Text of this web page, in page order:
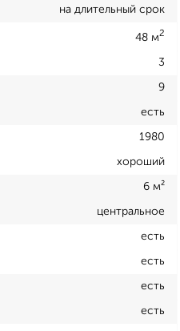
на длительный срок
48 м2
3
9
есть
1980
хороший
6 м²
центральное
есть
есть
есть
есть